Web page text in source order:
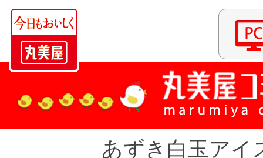
あずき白玉アイ